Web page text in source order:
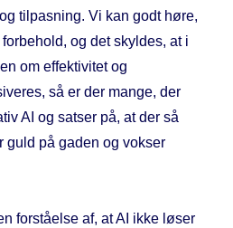
tilpasning. Vi kan godt høre,
og det skyldes, at i
om effektivitet og
så er der mange, der
AI og satser på, at der så
guld på gaden og vokser
forståelse af, at AI ikke løser